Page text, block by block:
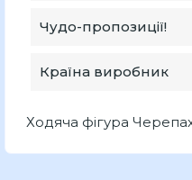
Чудо-пропозиції!
Країна виробник
Ходяча фігура